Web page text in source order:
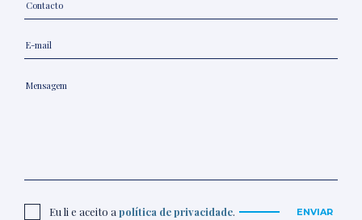
Eu li e aceito a política de privacidade. ENVIAR